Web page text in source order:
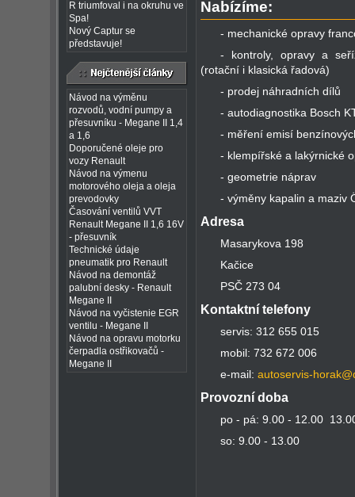
R triumfoval i na okruhu ve
Spa!
Nový Captur se
představuje!
Návod na výměnu
rozvodů, vodní pumpy a
přesuvníku - Megane II 1,4
a 1,6
Doporučené oleje pro
vozy Renault
Návod na výmenu
motorového oleja a oleja
prevodovky
Časování ventilů VVT
Renault Megane II 1,6 16V
- přesuvník
Technické údaje
pneumatik pro Renault
Návod na demontáž
palubní desky - Renault
Megane II
Návod na vyčistenie EGR
ventilu - Megane II
Návod na opravu motorku
čerpadla ostřikovačů -
Megane II
Nabízíme:
- mechanické opravy
- kontroly, opravy a
(rotační i klasická řadová)
- prodej náhradních dílů
- autodiagnostika Bosch
- měření emisí
- klempířské a lakýrnické
- geometrie náprav
- výměny kapalin a maziv
Adresa
Masarykova 198
Kačice
PSČ 273 04
Kontaktní telefony
servis: 312 655 015
mobil: 732 672 006
e-mail: autoservis-
Provozní doba
po - pá: 9.00 - 12.00
so: 9.00 - 13.00